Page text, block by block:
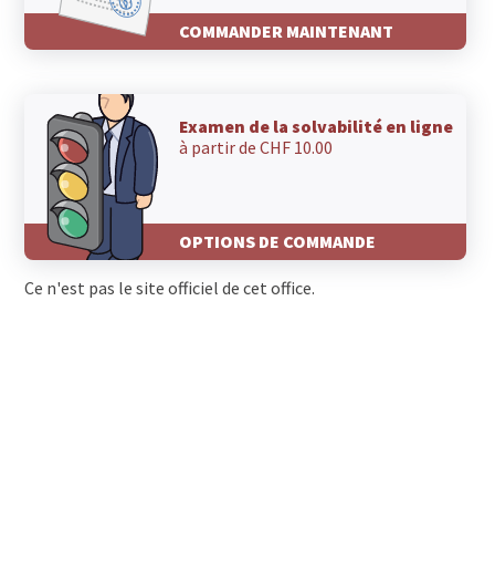
3205 Gümmenen
3186 Düdingen
3182 Ueberstorf
3178 Bösingen
3176 Neuenegg
3175 Flamatt
1808 Les Monts-de-Corsier
1796 Courgevaux
1795 Courlevon
1794 Salvenach
COMMANDER MAINTENANT
Examen de la solvabilité en ligne
à partir de CHF 10.00
OPTIONS DE COMMANDE
Ce n'est pas le site officiel de cet office.